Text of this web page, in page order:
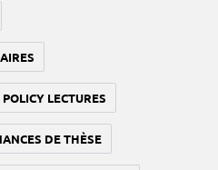
POLICY LECTURES
DE THÈSE